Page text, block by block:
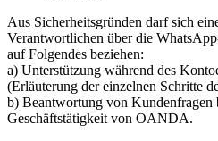
Aus Sicherheitsgründen darf sich
Verantwortlichen über die
auf Folgendes beziehen:
a) Unterstützung während des
(Erläuterung der einzelnen Schritte
b) Beantwortung von Kundenfragen
Geschäftstätigkeit von OANDA.